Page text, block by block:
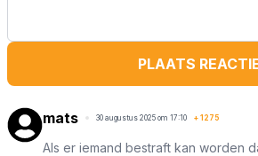
PLAATS
mats 30 augustus 2025 om 17:10 + 1275
Als er iemand bestraft kan worden